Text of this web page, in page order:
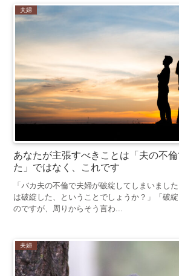
夫婦
あなたが主張すべきことは「夫の不
た」ではなく、これです
「バカ夫の不倫で夫婦が破綻してしまいまし
は破綻した、ということでしょうか？」「破
のですが、周りからそう言わ...
夫婦